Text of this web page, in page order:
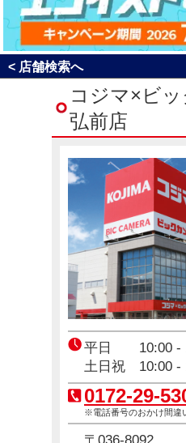
決算売り尽くしセール
コジマ×ブルーロック
コジ坊＆マコちゃんの
4月24日(金)～10月31日(土)
エアコン2027年問題！
12月23日(火)～12月31日(木)
< 店舗検索へ
コジマ×ビ
弘前店
平日 10:00 -
土日祝 10:00 -
0172-29-
※電話番号のおかけ間違
〒036-8092